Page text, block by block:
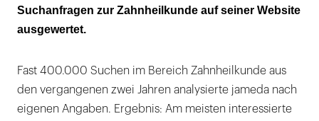
Suchanfragen zur Zahnheilkunde auf seiner Website
ausgewertet.
Fast 400.000 Suchen im Bereich Zahnheilkunde aus
den vergangenen zwei Jahren analysierte jameda nach
eigenen Angaben. Ergebnis: Am meisten interessierte